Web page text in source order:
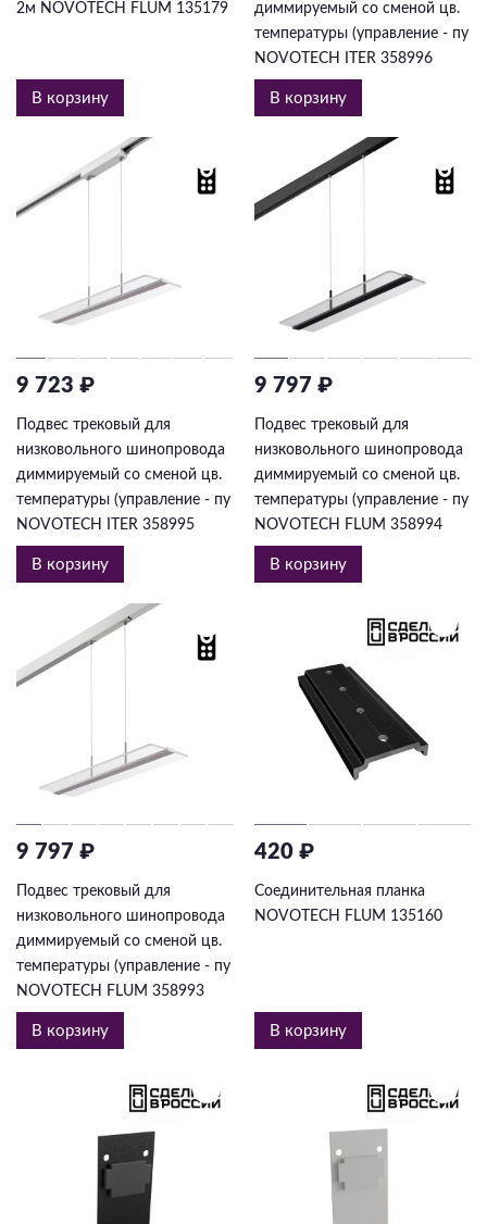
2м NOVOTECH FLUM 135179
В корзину
диммируемый со сменой цв.
температуры (управление - пу
NOVOTECH ITER 358996
В корзину
9 723 ₽
Подвес трековый для
низковольного шинопровода
диммируемый со сменой цв.
температуры (управление - пу
NOVOTECH ITER 358995
В корзину
9 797 ₽
Подвес трековый для
низковольного шинопровода
диммируемый со сменой цв.
температуры (управление - пу
NOVOTECH FLUM 358994
В корзину
9 797 ₽
Подвес трековый для
низковольного шинопровода
диммируемый со сменой цв.
температуры (управление - пу
NOVOTECH FLUM 358993
В корзину
420 ₽
Соединительная планка
NOVOTECH FLUM 135160
В корзину